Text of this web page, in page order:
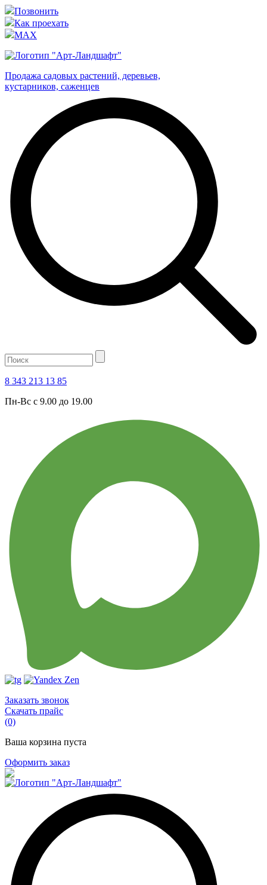
Позвонить
Как проехать
MAX
Продажа садовых растений, деревьев,
кустарников, саженцев
8 343 213 13 85
Пн-Вс с 9.00 до 19.00
Заказать звонок
Скачать прайс
(0)
Ваша корзина пуста
Оформить заказ